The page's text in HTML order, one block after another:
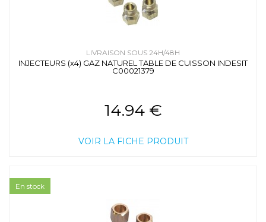
LIVRAISON SOUS 24H/48H
INJECTEURS (x4) GAZ NATUREL TABLE DE CUISSON INDESIT
C00021379
14.94 €
VOIR LA FICHE PRODUIT
En stock